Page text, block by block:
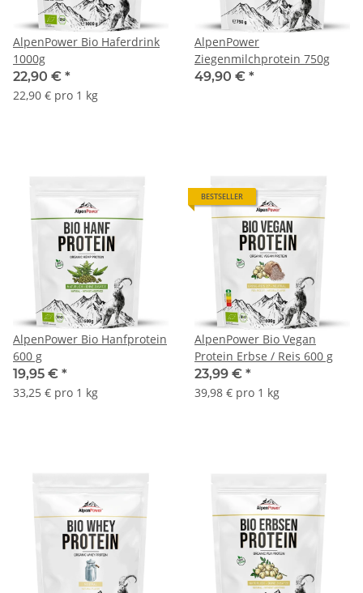
AlpenPower Bio Haferdrink
1000g
22,90 € *
22,90 € pro 1 kg
AlpenPower
Ziegenmilchprotein 750g
49,90 € *
AlpenPower Bio Hanfprotein
600 g
19,95 € *
33,25 € pro 1 kg
BESTSELLER
AlpenPower Bio Vegan
Protein Erbse / Reis 600 g
23,99 € *
39,98 € pro 1 kg